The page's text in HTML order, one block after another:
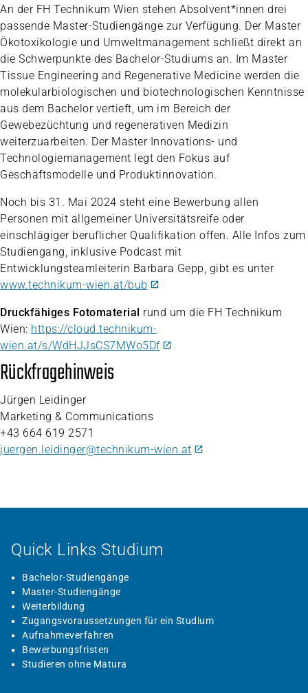
An der FH Technikum Wien stehen Absolvent*innen drei
passende Master-Studiengänge zur Verfügung. Der Master
Ökotoxikologie und Umweltmanagement schließt direkt an
die Schwerpunkte des Bachelor-Studiums an. Im Master
Tissue Engineering and Regenerative Medicine werden die
molekularbiologischen und biotechnologischen Kenntnisse
aus dem Bachelor vertieft, um im Bereich der
Gewebezüchtung und regenerativen Medizin
weiterzuarbeiten. Der Master Innovations- und
Technologiemanagement legt den Fokus auf
Geschäftsmodelle und Produktinnovation.
Noch bis 31. Mai 2024 steht eine Bewerbung allen
Personen mit allgemeiner Universitätsreife oder
einschlägiger beruflicher Qualifikation offen. Alle Infos zum
Studiengang, inklusive Podcast mit
Entwicklungsteamleiterin Barbara Gepp, gibt es unter
www.technikum-wien.at/bub
Druckfähiges Fotomaterial rund um die FH Technikum
Wien: https://cloud.technikum-
wien.at/s/WdHJJsCS7MWo5Df
Rückfragehinweis
Jürgen Leidinger
Marketing & Communications
+43 664 619 2571
juergen.leidinger@technikum-wien.at
Quick Links Studium
Bachelor-Studiengänge
Master-Studiengänge
Weiterbildung
Zugangsvoraussetzungen für ein Studium
Aufnahmeverfahren
Bewerbungsfristen
Studieren ohne Matura